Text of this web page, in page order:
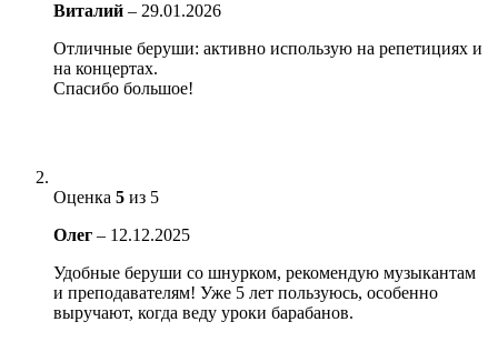
Виталий – 29.01.2026
Отличные беруши: активно использую на репетициях и
на концертах.
Спасибо большое!
Оценка 5 из 5
Олег – 12.12.2025
Удобные беруши со шнурком, рекомендую музыкантам
и преподавателям! Уже 5 лет пользуюсь, особенно
выручают, когда веду уроки барабанов.